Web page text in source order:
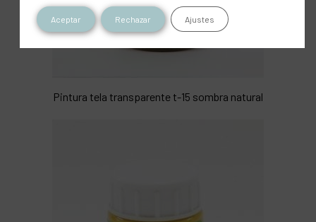
Pintura tela transparente t-15 sombra natural
Aceptar Rechazar Ajustes